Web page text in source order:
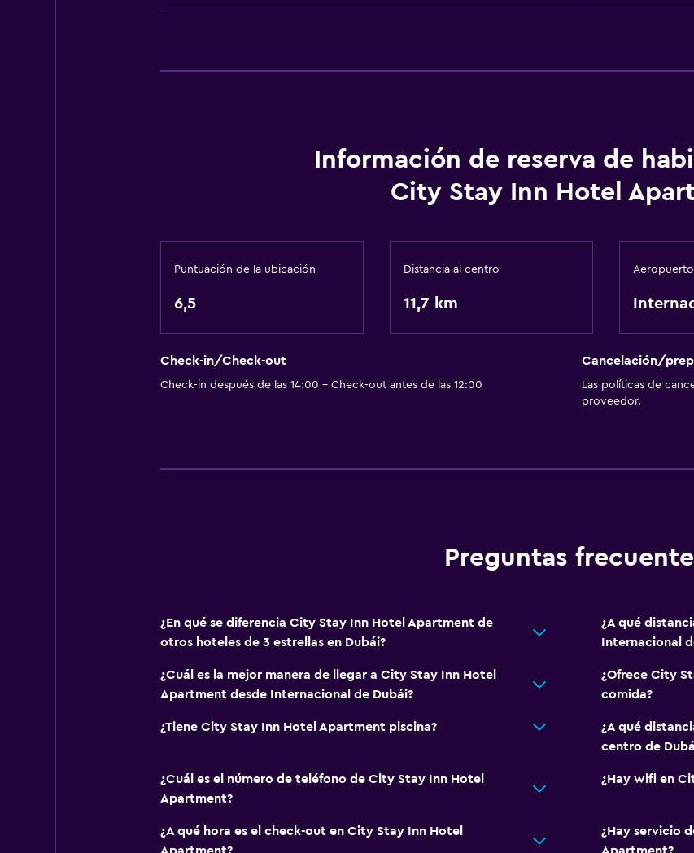
Salud y seguridad
Caja fuerte
Información de reserva de
City Stay Inn Hotel
Puntuación de la ubicación
6,5
Distancia al centro
11,7 km
Check-in/Check-out
Check-in después de las 14:00 - Check-out antes de las 12:00
Cancelación/
Las políticas de
proveedor.
Preguntas
¿En qué se diferencia City Stay Inn Hotel Apartment de
otros hoteles de 3 estrellas en Dubái?
¿A qué
Internacional
¿Cuál es la mejor manera de llegar a City Stay Inn Hotel
Apartment desde Internacional de Dubái?
¿Ofrece City
comida?
¿Tiene City Stay Inn Hotel Apartment piscina?
¿A qué
centro de
¿Cuál es el número de teléfono de City Stay Inn Hotel
Apartment?
¿Hay wifi en
¿A qué hora es el check-out en City Stay Inn Hotel
¿Hay servicio